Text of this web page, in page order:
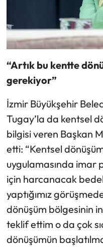
“Artık bu kentte
gerekiyor”
İzmir Büyükşehir
Tugay’la da kentsel
bilgisi veren Başkan
etti: “Kentsel
uygulamasında imar
için harcanacak
yaptığımız
dönüşüm bölgesinin
teklif ettim o da çok
dönüşümün